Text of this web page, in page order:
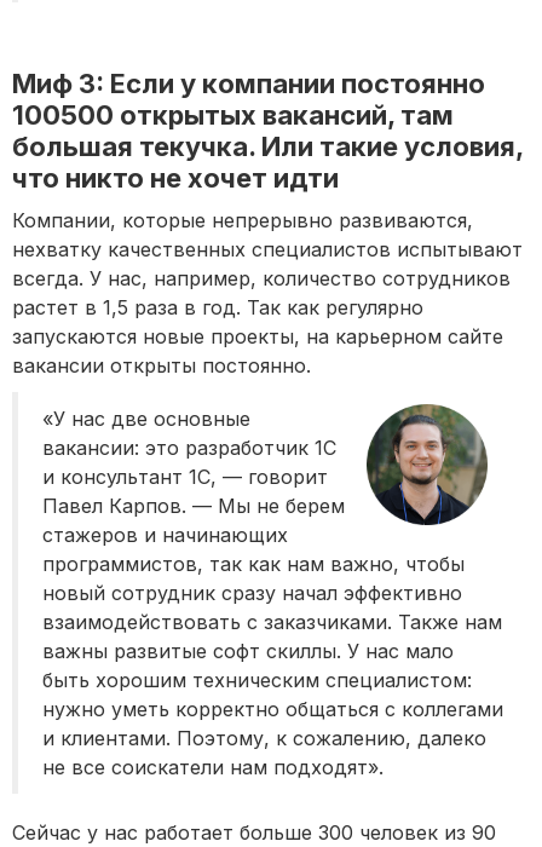
Миф 3: Если у компании постоянно
100500 открытых вакансий, там
большая текучка. Или такие условия,
что никто не хочет идти
Компании, которые непрерывно развиваются,
нехватку качественных специалистов испытывают
всегда. У нас, например, количество сотрудников
растет в 1,5 раза в год. Так как регулярно
запускаются новые проекты, на карьерном сайте
вакансии открыты постоянно.
«У нас две основные
вакансии: это разработчик 1С
и консультант 1С, — говорит
Павел Карпов. — Мы не берем
стажеров и начинающих
программистов, так как нам важно, чтобы
новый сотрудник сразу начал эффективно
взаимодействовать с заказчиками. Также нам
важны развитые софт скиллы. У нас мало
быть хорошим техническим специалистом:
нужно уметь корректно общаться с коллегами
и клиентами. Поэтому, к сожалению, далеко
не все соискатели нам подходят».
Сейчас у нас работает больше 300 человек из 90